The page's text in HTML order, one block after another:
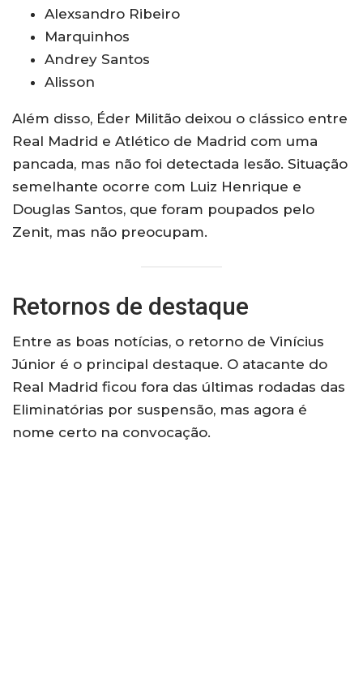
Alexsandro Ribeiro
Marquinhos
Andrey Santos
Alisson
Além disso, Éder Militão deixou o clássico entre
Real Madrid e Atlético de Madrid com uma
pancada, mas não foi detectada lesão. Situação
semelhante ocorre com Luiz Henrique e
Douglas Santos, que foram poupados pelo
Zenit, mas não preocupam.
Retornos de destaque
Entre as boas notícias, o retorno de Vinícius
Júnior é o principal destaque. O atacante do
Real Madrid ficou fora das últimas rodadas das
Eliminatórias por suspensão, mas agora é
nome certo na convocação.